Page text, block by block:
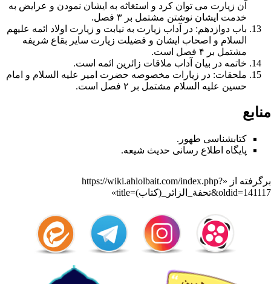
آن زیارت می توان کرد و استغاثه به ایشان نمودن و عرایض به
خدمت ایشان نوشتن مشتمل بر ۳ فصل.
باب دوازدهم: در آداب زیارت به نیابت و زیارت اولاد ائمه علیهم
السلام و اصحاب ایشان و فضیلت زیارت سایر بقاع شریفه
مشتمل بر ۴ فصل است.
خاتمه در بیان آداب ملاقات زائرین ائمه است.
ملحقات: در زیارات مخصوصه حضرت امیر علیه السلام و امام
حسین علیه السلام مشتمل بر ۲ فصل است.
منابع
کتابشناسی طهور.
پایگاه اطلاع رسانی حدیث شیعه.
برگرفته از «https://wiki.ahlolbait.com/index.php?
title=تحفة_الزائر_(کتاب)&oldid=141117
»